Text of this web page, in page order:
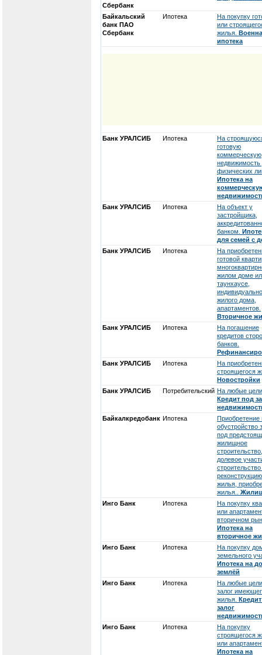
Сбербанк
Байкальский
банк ПАО
Сбербанк
Ипотека
На покупку
или
жилья.
ипотека
Банк УРАЛСИБ Ипотека
На
готовую
коммерческую
недвижимость
физических
Ипотека на
Банк УРАЛСИБ
Ипотека
На объект у
застройщика,
банком.
для семей с
Банк УРАЛСИБ
Ипотека
На
готовой
жилом доме
таунхаусе,
жилого дома,
апартаментов.
Вторичное
Банк УРАЛСИБ
Ипотека
На погашение
кредитов
банков.
Банк УРАЛСИБ
Ипотека
На
строящегося
Новостройки
Банк УРАЛСИБ
Потребительский На любые
Кредит под
Байкалкредобанк Ипотека
Приобретение
обустройство
под
жилищное
строительство,
долевое
строительство
реконструкцию
жилья,
жилья..
Инго Банк
Ипотека
На покупку
или
вторичном
Ипотека на
вторичное
Инго Банк
Ипотека
На покупку
земельного
Ипотека на
землёй
Инго Банк
Ипотека
На любые
залог
жилья.
залог
Инго Банк
Ипотека
На покупку
строящегося
или
Ипотека на